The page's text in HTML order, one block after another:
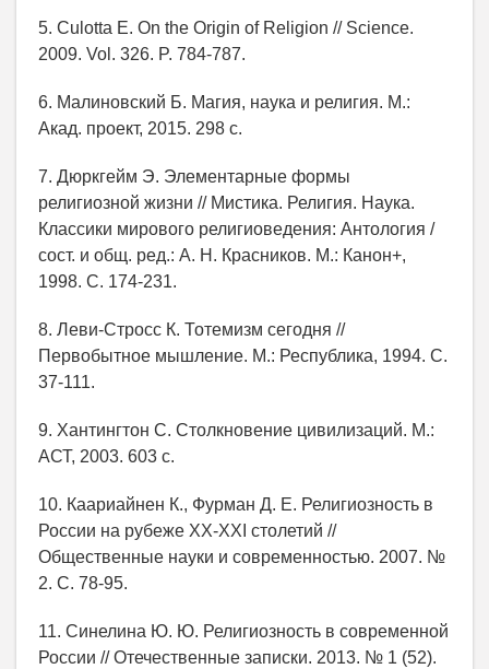
5. Culotta E. On the Origin of Religion // Science.
2009. Vol. 326. P. 784-787.
6. Малиновский Б. Магия, наука и религия. М.:
Акад. проект, 2015. 298 с.
7. Дюркгейм Э. Элементарные формы
религиозной жизни // Мистика. Религия. Наука.
Классики мирового религиоведения: Антология /
сост. и общ. ред.: А. Н. Красников. М.: Канон+,
1998. C. 174-231.
8. Леви-Стросс К. Тотемизм сегодня //
Первобытное мышление. М.: Республика, 1994. С.
37-111.
9. Хантингтон С. Столкновение цивилизаций. М.:
АСТ, 2003. 603 с.
10. Каариайнен К., Фурман Д. Е. Религиозность в
России на рубеже XX-XXI столетий //
Общественные науки и современностью. 2007. №
2. C. 78-95.
11. Синелина Ю. Ю. Религиозность в современной
России // Отечественные записки. 2013. № 1 (52).